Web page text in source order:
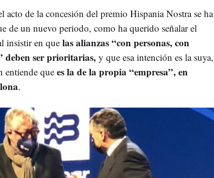
acto de la concesión del premio Hispania Nostra se ha
de un nuevo periodo, como ha querido señalar el
insistir en que las alianzas “con personas, con
deben ser prioritarias, y que esa intención es la suya,
entiende que es la de la propia “empresa”, en
.